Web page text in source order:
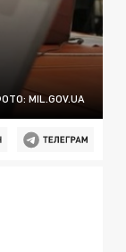
MIL.GOV.UA